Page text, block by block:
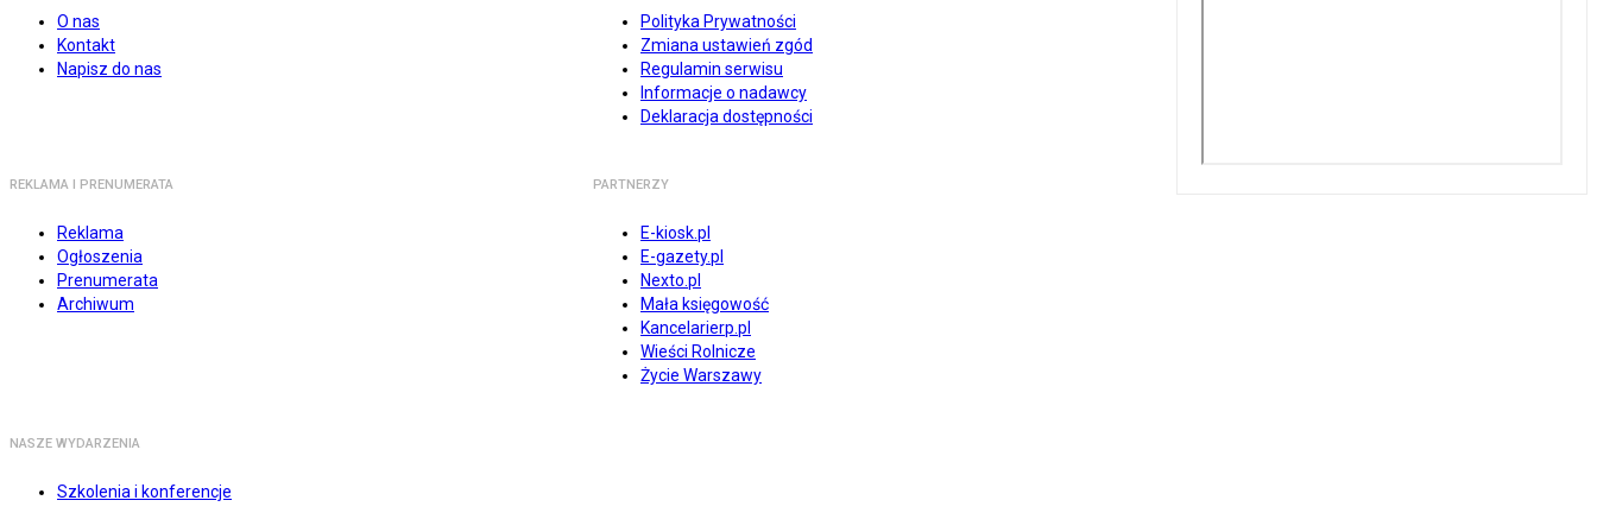
O nas
Kontakt
Napisz do nas
Polityka Prywatności
Zmiana ustawień zgód
Regulamin serwisu
Informacje o nadawcy
Deklaracja dostępności
REKLAMA I PRENUMERATA
Reklama
Ogłoszenia
Prenumerata
Archiwum
PARTNERZY
E-kiosk.pl
E-gazety.pl
Nexto.pl
Mała księgowość
Kancelarierp.pl
Wieści Rolnicze
Życie Warszawy
NASZE WYDARZENIA
Szkolenia i konferencje